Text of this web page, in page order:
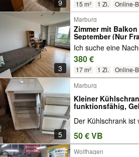
9 15 m² 1 Zi. Online-
3
Marburg
Zimmer mit
September (Nur
Ich suche eine
380 €
17 m² 1 Zi. Online-
5
Marburg
Kleiner
funktionsfähig,
Der Kühlschrank ist
50 € VB
Wolfhagen